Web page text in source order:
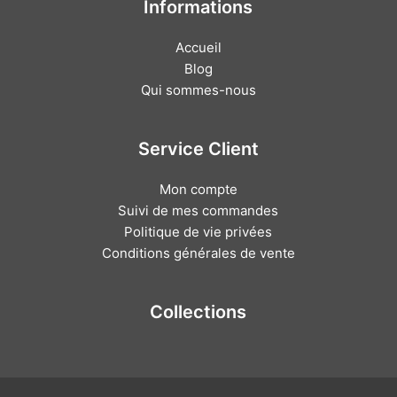
Informations
Accueil
Blog
Qui sommes-nous
Service Client
Mon compte
Suivi de mes commandes
Politique de vie privées
Conditions générales de vente
Collections